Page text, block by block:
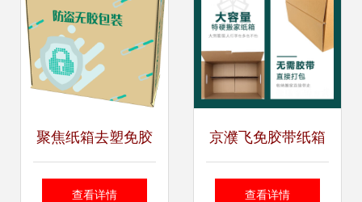
聚焦纸箱去塑免胶
带方案设计 秉信为
查看详情
京濮飞免胶带纸箱
德国工艺，让搬家
查看详情